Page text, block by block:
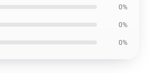
0%
0%
0%